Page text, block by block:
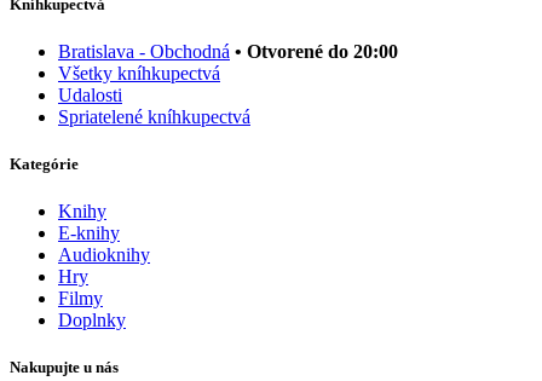
Kníhkupectvá
Bratislava - Obchodná • Otvorené do 20:00
Všetky kníhkupectvá
Udalosti
Spriatelené kníhkupectvá
Kategórie
Knihy
E-knihy
Audioknihy
Hry
Filmy
Doplnky
Nakupujte u nás